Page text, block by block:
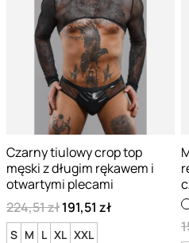
Czarny tiulowy crop top
męski z długim rękawem i
otwartymi plecami
224,51 zł191,51 zł
S M L XL XXL